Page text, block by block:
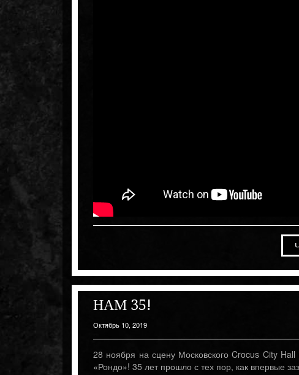
НАМ 35!
Октябрь 10, 2019
28 ноября на сцену Московского Crocus City
«Рондо»! 35 лет прошло с тех пор, как впервые